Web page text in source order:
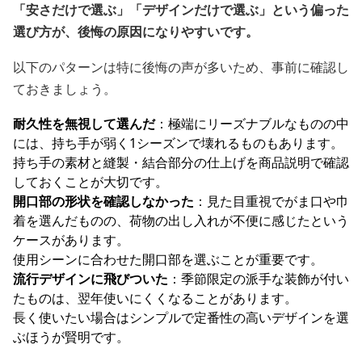
「安さだけで選ぶ」「デザインだけで選ぶ」という偏った
選び方が、後悔の原因になりやすいです。
以下のパターンは特に後悔の声が多いため、事前に確認し
ておきましょう。
耐久性を無視して選んだ：極端にリーズナブルなものの中
には、持ち手が弱く1シーズンで壊れるものもあります。
持ち手の素材と縫製・結合部分の仕上げを商品説明で確認
しておくことが大切です。
開口部の形状を確認しなかった ：見た目重視でがま口や巾
着を選んだものの、荷物の出し入れが不便に感じたという
ケースがあります。
使用シーンに合わせた開口部を選ぶことが重要です。
流行デザインに飛びついた ：季節限定の派手な装飾が付い
たものは、翌年使いにくくなることがあります。
長く使いたい場合はシンプルで定番性の高いデザインを選
ぶほうが賢明です。